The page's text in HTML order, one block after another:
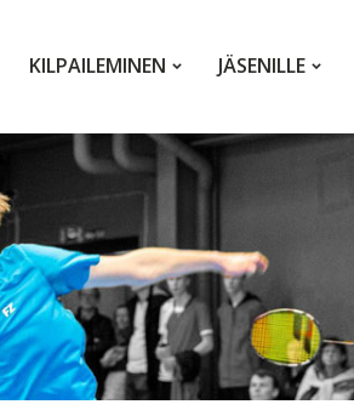
KILPAILEMINEN JÄSENILLE